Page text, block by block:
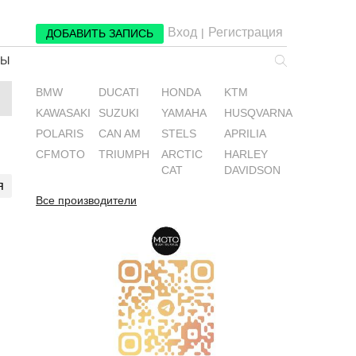
ДОБАВИТЬ ЗАПИСЬ Вход | Регистрация
BMW DUCATI HONDA
KTM
KAWASAKI
SUZUKI YAMAHA
HUSQVARNA
POLARIS
CAN AM STELS
APRILIA
CFMOTO
TRIUMPH
ARCTIC
CAT
HARLEY
DAVIDSON
Все производители